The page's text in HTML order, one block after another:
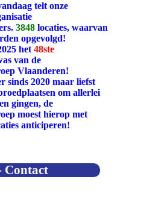
telt onze
3848 locaties, waarvan
opgevolgd!
het 48ste
van de
Vlaanderen!
sinds 2020 maar liefst
om allerlei
gingen, de
moest hierop met
anticiperen!
Contact